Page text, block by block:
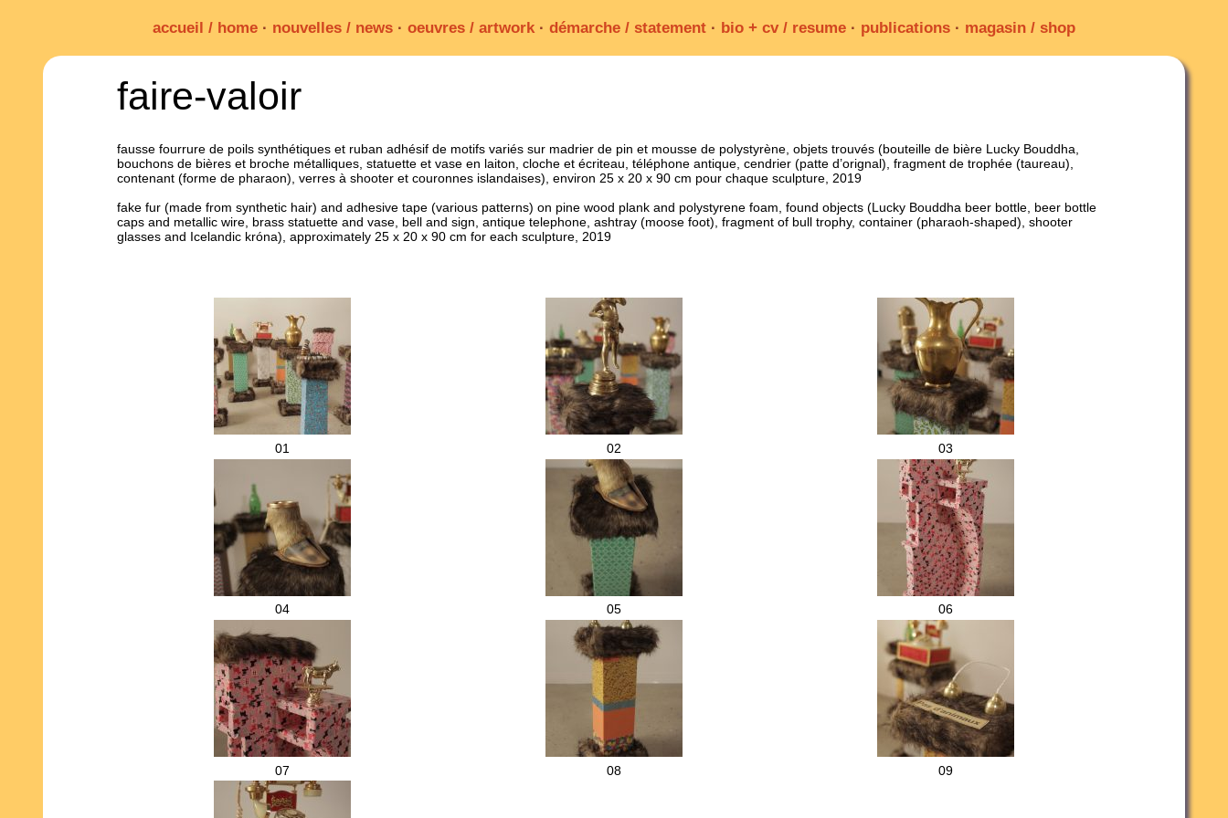
accueil / home · nouvelles / news · oeuvres / artwork· démarche / statement · bio + cv / resume · publications · magasin / shop
faire-valoir
fausse fourrure de poils synthétiques et ruban adhésif de motifs variés sur madrier de pin et mousse de polystyrène, objets trouvés (bouteille de bière Lucky Bouddha,
bouchons de bières et broche métalliques, statuette et vase en laiton, cloche et écriteau, téléphone antique, cendrier (patte d’orignal), fragment de trophée (taureau),
contenant (forme de pharaon), verres à shooter et couronnes islandaises), environ 25 x 20 x 90 cm pour chaque sculpture, 2019
fake fur (made from synthetic hair) and adhesive tape (various patterns) on pine wood plank and polystyrene foam, found objects (Lucky Bouddha beer bottle, beer bottle
caps and metallic wire, brass statuette and vase, bell and sign, antique telephone, ashtray (moose foot), fragment of bull trophy, container (pharaoh-shaped), shooter
glasses and Icelandic króna), approximately 25 x 20 x 90 cm for each sculpture, 2019
01 02 03
04 05 06
07 08 09